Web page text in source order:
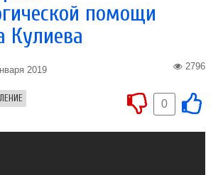
помощи
Кулиева
2019 2796
0